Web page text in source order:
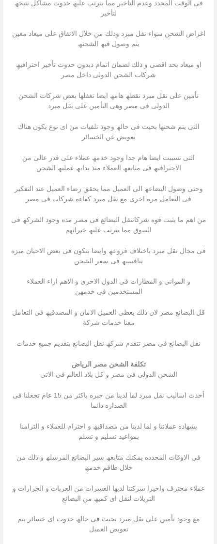
فى الوقت المحدد وعدم التأخیر مما یترتب علیھ حدوث مشاكل نتیجھ
لتأخیر
اغراض الشحن سواء نقل مبرد وذلك من خلال الاتفاق على میعاد معین
یتم وصول فیھ الشحنھ
او میعاد بحد اقصى و ذلك لضمان اتمام دبدون حدوث تأخیر احترافیھ
شركات الشحن الدولى داخل مصر
تأمین على نقل مبرد نقطھ ھامھ ایضا تغفلھا بعض شركات الشحن
الدولى فى مصر وھى التأمین على نقل مبرد
التى یتم شحنھا بحیث فى حالھ وجود تلفیات من اى نوع یكون ھناك
تعویض عن الخسائر
التى تسببت ایضا ھام جدا وجود خدمھ عملاء على قدر عالى من
الاحترافیھ فى متابعھ العملاء منذ بدایھ عملیھ الشحن
وحتى وصول البضاعھ الى العمیل مما یحقق رضاء العمیل عند التفكیر
فى التعامل مره اخرى مع نقل مبرد كفاءه شركات فى مصر
من اھم ما یثبت قوه شركاتنقل البضائع فى مصر مده وجود الشركھ فى
السوق مما یترتب علیھ خبراتھم
فى مجال نقل مبرد باختلاف فروعھ وایضا بتكون فى بعض الاحیان میزه
تنافسیھ فى سعر الشحن
و الموانى و المطارات فى الدول الاخرى و الاھم اراء العملاء
المستخدمین فى خدمھن
قل البضائع مصر لان ذلك یعطى العمیل الامان و المصدقیھ فى التعامل
معنا خدمات شركة
نقل البضائع فى مصر تتقدم شركھ نقل البضائع بتقدیم جمیع خدمات
تكلفة الشحن مصر الرياض
الشحن الدولى فى مصر و كل بلاد العالم فى الاتى
أحدث اسالیب نقل مبرد لما لدینا من خبره باكثر من 15 عام تجعلنا فى
الصداره دائما
بشھاده عملائنا و لما لدینا من مصداقیھ و احترام للعملاء و التزامنا
بمواعید تسلیم و تسلم
فى الاوقات المحدده یمكنك متابعھ سیر البضائع المرسلھ و ذلك من
خلال طاقم خدمھ
عملاء محترف واخیرا شركتنا لدیھا العشرات من العربات و الجرارات و
التریلات لنقل اى كمیھ من البضائع
مع وجود تأمین على نقل مبرد بحیث فى حالھ حدوث اى خسائر یتم
تعویض العمیل